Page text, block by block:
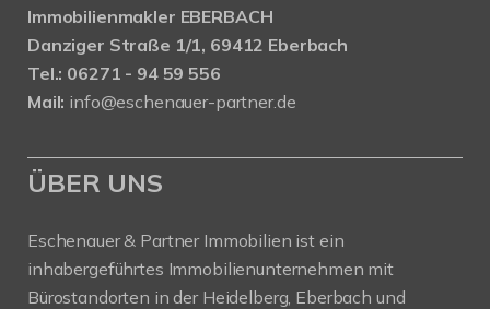
Immobilienmakler EBERBACH
Danziger Straße 1/1, 69412 Eberbach
Tel.: 06271 - 94 59 556
Mail: info@eschenauer-partner.de
ÜBER UNS
Eschenauer & Partner Immobilien ist ein
inhabergeführtes Immobilienunternehmen mit
Bürostandorten in der Heidelberg, Eberbach und